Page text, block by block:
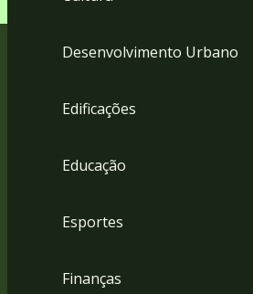
Desenvolvimento Urbano
Edificações
Educação
Esportes
Finanças